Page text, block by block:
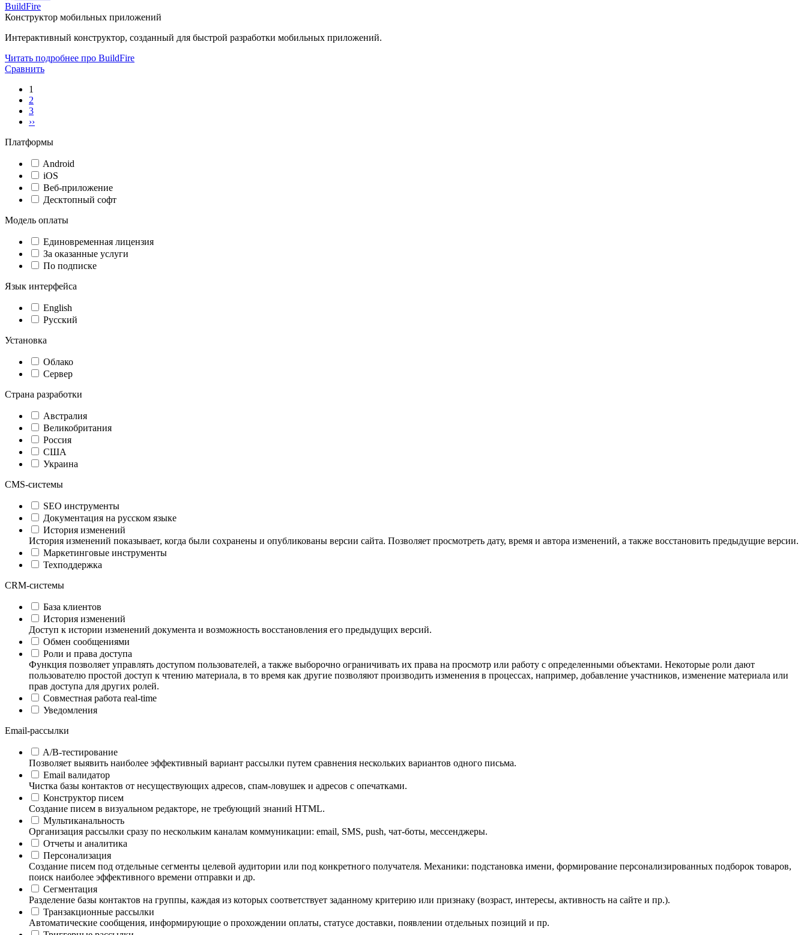
BuildFire
Конструктор мобильных приложений
Интерактивный конструктор, созданный для быстрой разработки мобильных приложений.
Читать подробнее про BuildFire
Сравнить
1
2
3
››
Платформы
Android
iOS
Веб-приложение
Десктопный софт
Модель оплаты
Единовременная лицензия
За оказанные услуги
По подписке
Язык интерфейса
English
Русский
Установка
Облако
Сервер
Страна разработки
Австралия
Великобритания
Россия
США
Украина
CMS-системы
SEO инструменты
Документация на русском языке
История изменений
История изменений показывает, когда были сохранены и опубликованы версии сайта. Позволяет просмотреть дату, время и автора изменений, а также восстановить предыдущие версии.
Маркетинговые инструменты
Техподдержка
CRM-системы
База клиентов
История изменений
Доступ к истории изменений документа и возможность восстановления его предыдущих версий.
Обмен сообщениями
Роли и права доступа
Функция позволяет управлять доступом пользователей, а также выборочно ограничивать их права на просмотр или работу с определенными объектами. Некоторые роли дают
пользователю простой доступ к чтению материала, в то время как другие позволяют производить изменения в процессах, например, добавление участников, изменение материала или
прав доступа для других ролей.
Совместная работа real-time
Уведомления
Email-рассылки
A/B-тестирование
Позволяет выявить наиболее эффективный вариант рассылки путем сравнения нескольких вариантов одного письма.
Email валидатор
Чистка базы контактов от несуществующих адресов, спам-ловушек и адресов с опечатками.
Конструктор писем
Создание писем в визуальном редакторе, не требующий знаний HTML.
Мультиканальность
Организация рассылки сразу по нескольким каналам коммуникации: email, SMS, push, чат-боты, мессенджеры.
Отчеты и аналитика
Персонализация
Создание писем под отдельные сегменты целевой аудитории или под конкретного получателя. Механики: подстановка имени, формирование персонализированных подборок товаров,
поиск наиболее эффективного времени отправки и др.
Сегментация
Разделение базы контактов на группы, каждая из которых соответствует заданному критерию или признаку (возраст, интересы, активность на сайте и пр.).
Транзакционные рассылки
Автоматические сообщения, информирующие о прохождении оплаты, статусе доставки, появлении отдельных позиций и пр.